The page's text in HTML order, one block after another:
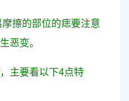
擦的部位的痣要注意
恶变。
主要看以下4点特